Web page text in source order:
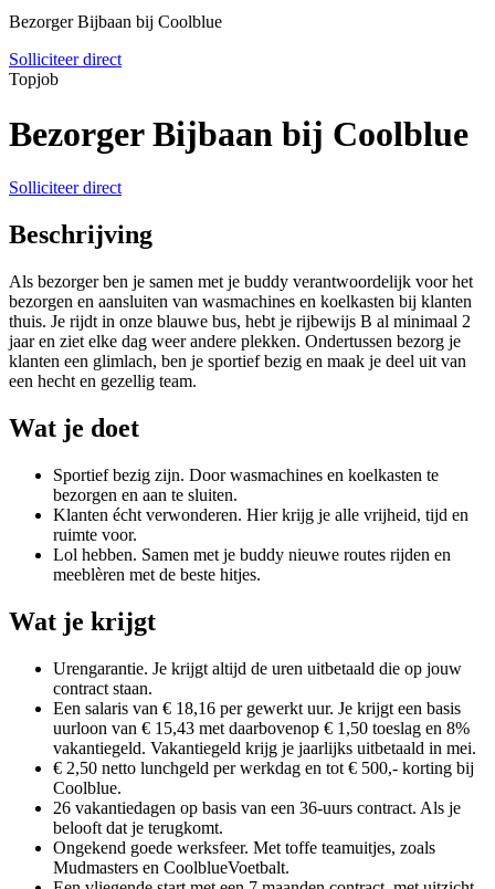
Bezorger Bijbaan bij Coolblue
Solliciteer direct
Topjob
Bezorger Bijbaan bij Coolblue
Solliciteer direct
Beschrijving
Als bezorger ben je samen met je buddy verantwoordelijk voor het
bezorgen en aansluiten van wasmachines en koelkasten bij klanten
thuis. Je rijdt in onze blauwe bus, hebt je rijbewijs B al minimaal 2
jaar en ziet elke dag weer andere plekken. Ondertussen bezorg je
klanten een glimlach, ben je sportief bezig en maak je deel uit van
een hecht en gezellig team.
Wat je doet
Sportief bezig zijn. Door wasmachines en koelkasten te
bezorgen en aan te sluiten.
Klanten écht verwonderen. Hier krijg je alle vrijheid, tijd en
ruimte voor.
Lol hebben. Samen met je buddy nieuwe routes rijden en
meeblèren met de beste hitjes.
Wat je krijgt
Urengarantie. Je krijgt altijd de uren uitbetaald die op jouw
contract staan.
Een salaris van € 18,16 per gewerkt uur. Je krijgt een basis
uurloon van € 15,43 met daarbovenop € 1,50 toeslag en 8%
vakantiegeld. Vakantiegeld krijg je jaarlijks uitbetaald in mei.
€ 2,50 netto lunchgeld per werkdag en tot € 500,- korting bij
Coolblue.
26 vakantiedagen op basis van een 36-uurs contract. Als je
belooft dat je terugkomt.
Ongekend goede werksfeer. Met toffe teamuitjes, zoals
Mudmasters en CoolblueVoetbalt.